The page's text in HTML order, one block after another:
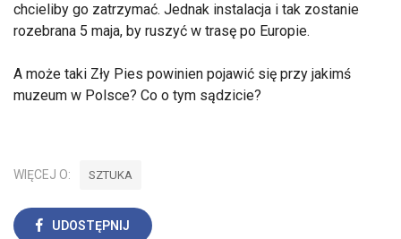
chcieliby go zatrzymać. Jednak instalacja i tak zostanie
rozebrana 5 maja, by ruszyć w trasę po Europie.
A może taki Zły Pies powinien pojawić się przy jakimś
muzeum w Polsce? Co o tym sądzicie?
WIĘCEJ O: SZTUKA
UDOSTĘPNIJ